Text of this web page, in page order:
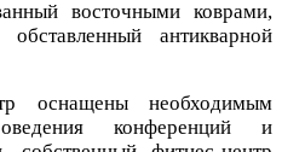
восточными коврами,
антикварной
оснащены необходимым
конференций и